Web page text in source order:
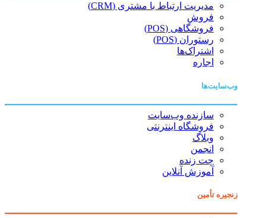
مدیریت ارتباط با مشتری (CRM)
فروش
فروشگاهی (POS)
رستوران (POS)
اشتراک‌ها
اجاره
وب‌سایت‌ها
سازنده وب‌سایت
فروشگاه اینترنتی
وبلاگ
انجمن
چت زنده
آموزش آنلاین
زنجیره تأمین